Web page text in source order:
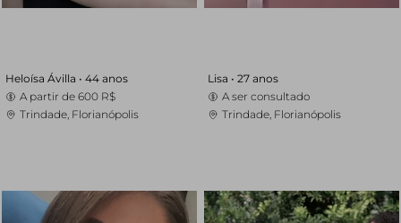
Heloísa Ávilla • 44 anos
A partir de 600 R$
Trindade, Florianópolis
Lisa • 27 anos
A ser consultado
Trindade, Florianópolis